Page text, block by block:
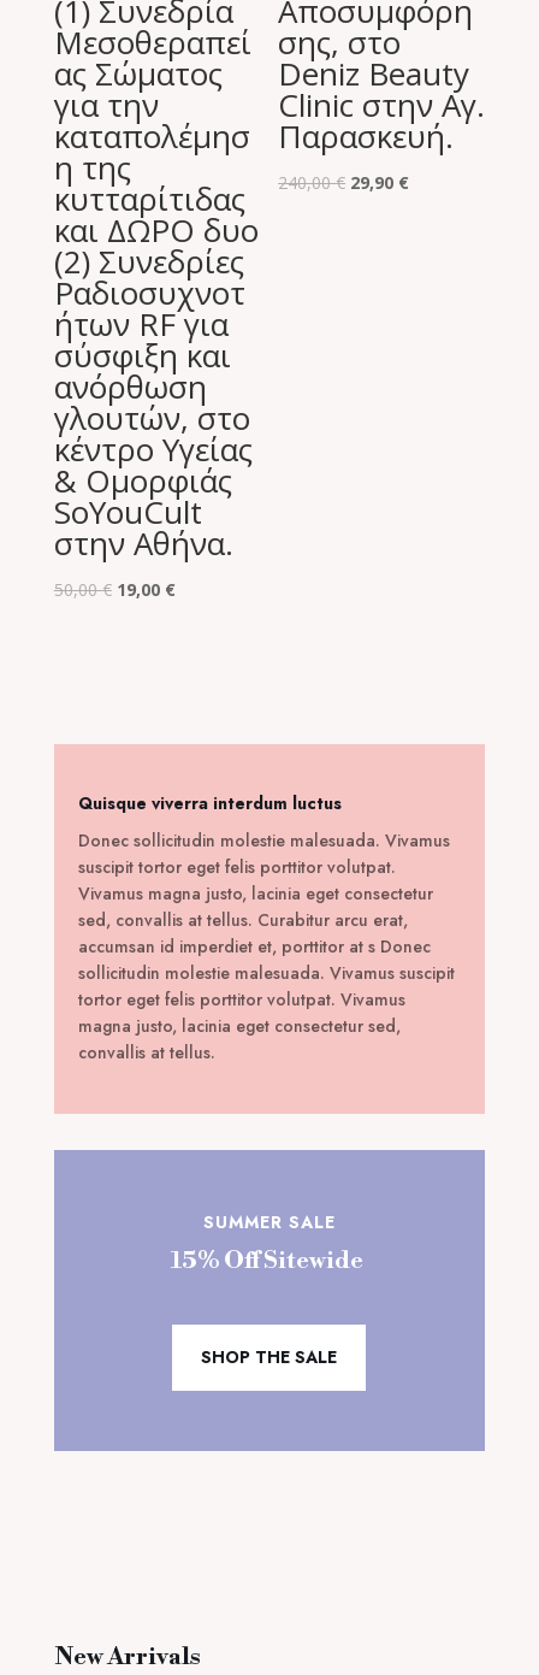
(1) Συνεδρία
Μεσοθεραπεί
ας Σώματος
για την
καταπολέμησ
η της
κυτταρίτιδας
και ΔΩΡΟ δυο
(2) Συνεδρίες
Ραδιοσυχνοτ
ήτων RF για
σύσφιξη και
ανόρθωση
γλουτών, στο
κέντρο Υγείας
& Ομορφιάς
SoYouCult
στην Αθήνα.
50,00€ Original
19,00 €Η
Αποσυμφόρη
σης, στο
Deniz Beauty
Clinic στην Αγ.
Παρασκευή.
240,00€ Original
29,90 €
Quisque viverra interdum luctus
Donec sollicitudin molestie malesuada. Vivamus
suscipit tortor eget felis porttitor volutpat.
Vivamus magna justo, lacinia eget consectetur
sed, convallis at tellus. Curabitur arcu erat,
accumsan id imperdiet et, porttitor at s Donec
sollicitudin molestie malesuada. Vivamus suscipit
tortor eget felis porttitor volutpat. Vivamus
magna justo, lacinia eget consectetur sed,
convallis at tellus.
SUMMER SALE
15% Off Sitewide
SHOP THE SALE
New Arrivals